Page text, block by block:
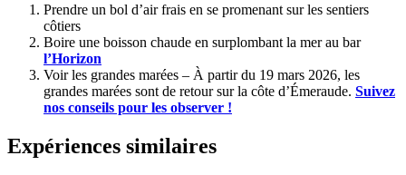
Prendre un bol d’air frais en se promenant sur les sentiers
côtiers
Boire une boisson chaude en surplombant la mer au bar
l’Horizon
Voir les grandes marées – À partir du 19 mars 2026, les
grandes marées sont de retour sur la côte d’Émeraude. Suivez
nos conseils pour les observer !
Expériences similaires